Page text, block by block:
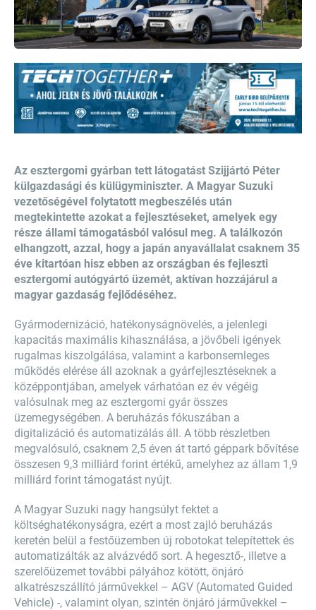
Az esztergomi gyárban tett látogatást Szijjártó Péter
külgazdasági és külügyminiszter. A Magyar Suzuki
vezetőségével folytatott megbeszélés után
megtekintette azokat a fejlesztéseket, amelyek egy
része állami támogatásból valósul meg. A találkozón
elhangzott, azzal, hogy a japán anyavállalat csaknem 35
éve kitartóan hisz ebben az országban és fejleszti
esztergomi autógyártó üzemét, aktívan hozzájárul a
magyar gazdaság fejlődéséhez.
Gyármodernizáció, hatékonyságnövelés, a jelenlegi
kapacitás maximális kihasználása, a jövőbeli igények
rugalmas kiszolgálása, valamint a karbonsemleges
működés elérése áll azoknak a gyárfejlesztéseknek a
középpontjában, amelyek várhatóan ez év végéig
valósulnak meg az esztergomi gyár összes
üzemegységében. A beruházás fókuszában a
digitalizáció és automatizálás áll. A több részletben
megvalósuló, csaknem 2,5 éven át tartó géppark bővítése
összesen 9,3 milliárd forint értékű, amelyhez az állam 1,9
milliárd forint támogatást nyújt.
A Magyar Suzuki nagy hangsúlyt fektet a
költséghatékonyságra, ezért a most zajló beruházás
keretén belül a festőüzemben új robotokat telepítettek és
automatizálták az alvázvédő sort. A hegesztő-, illetve a
szerelőüzemet további pályához kötött, önjáró
alkatrészszállító járművekkel – AGV (Automated Guided
Vehicle) -, valamint olyan, szintén önjáró járművekkel –